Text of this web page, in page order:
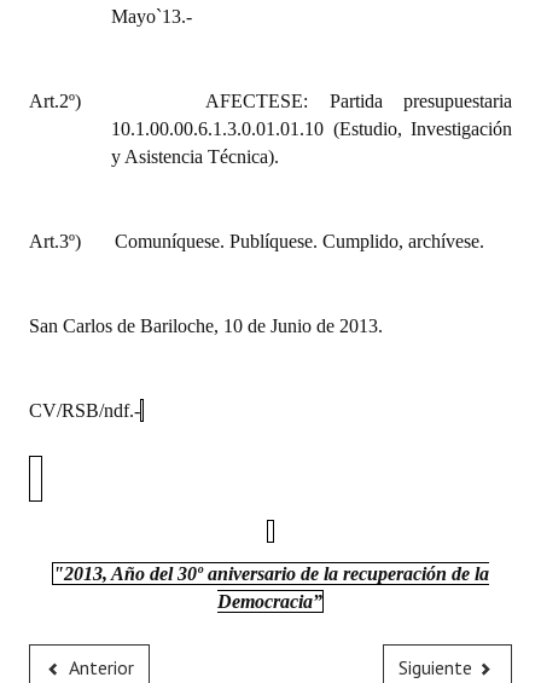
Mayo`13.-
Art.2º)
AFECTESE: Partida presupuestaria
10.1.00.00.6.1.3.0.01.01.10 (Estudio, Investigación
y Asistencia Técnica).
Art.3º) Comuníquese. Publíquese. Cumplido, archívese.
San Carlos de Bariloche, 10 de Junio de 2013.
CV/RSB/ndf.-
"2013, Año del 30º aniversario de la recuperación de la
Democracia”
Anterior Siguiente